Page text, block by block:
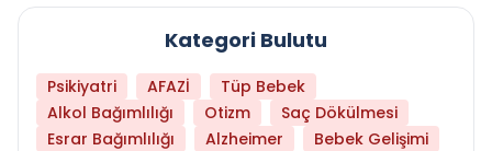
Kategori Bulutu
Psikiyatri AFAZİ
Tüp Bebek
Alkol Bağımlılığı
Otizm
Saç Dökülmesi
Esrar Bağımlılığı
Alzheimer
Bebek Gelişimi